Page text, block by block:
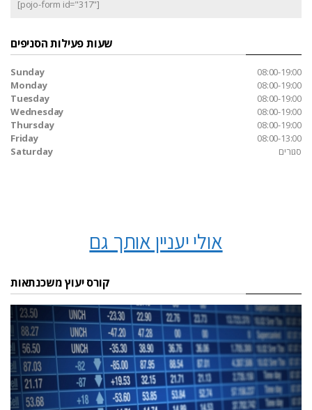
[pojo-form id="317"]
שעות פעילות הסניפים
Sunday
08:00-19:00
Monday
08:00-19:00
Tuesday
08:00-19:00
Wednesday
08:00-19:00
Thursday
08:00-19:00
Friday
08:00-13:00
Saturday
סגורים
אולי יעניין אותך גם
קורס יעוץ משכנתאות